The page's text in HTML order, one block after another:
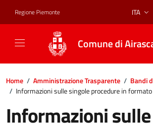
Regione Piemonte ITA
Comune di
Home / Amministrazione Trasparente / Bandi
/ Informazioni sulle singole procedure in
Informazioni